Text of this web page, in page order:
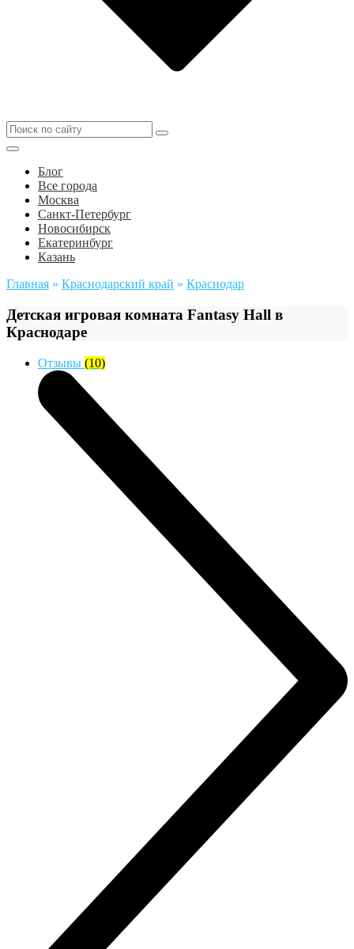
Блог
Все города
Москва
Санкт-Петербург
Новосибирск
Екатеринбург
Казань
Главная » Краснодарский край » Краснодар
Детская игровая комната Fantasy Hall в
Краснодаре
Отзывы (10)